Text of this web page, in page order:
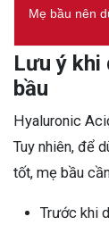
Mẹ bầu nên
Lưu ý khi
bầu
Hyaluronic
Tuy nhiên, để
tốt, mẹ bầu
Trước khi